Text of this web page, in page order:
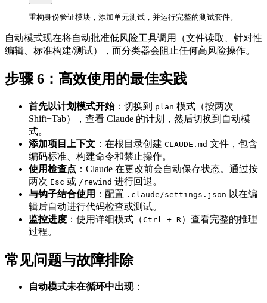
自动模式现在将自动批准低风险工具调用（文件读取、针对性
编辑、标准构建/测试），而分类器会阻止任何高风险操作。
步骤 6：高效使用的最佳实践
首先以计划模式开始：切换到 plan 模式（按两次
Shift+Tab），查看 Claude 的计划，然后切换到自动模
式。
添加项目上下文 ：在根目录创建 CLAUDE.md 文件，包含
编码标准、构建命令和禁止操作。
使用检查点 ：Claude 在更改前会自动保存状态。通过按
两次 Esc 或 /rewind 进行回退。
与钩子结合使用 ：配置 .claude/settings.json 以在编
辑后自动进行代码检查或测试。
监控进度 ：使用详细模式（Ctrl + R）查看完整的推理
过程。
常见问题与故障排除
自动模式未在循环中出现：